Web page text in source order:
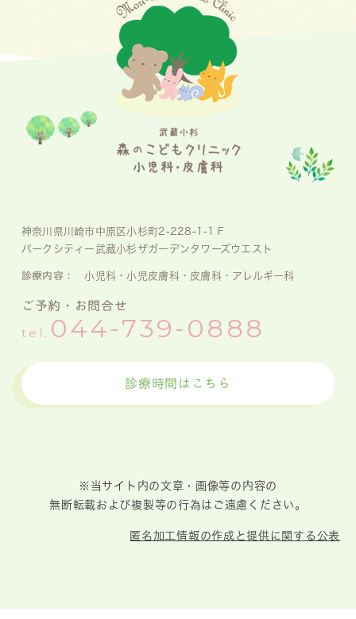
神奈川県川崎市中原区小杉町2-228-1-1Ｆ
パークシティー武蔵小杉ザガーデンタワーズウエスト
診療内容： 小児科・小児皮膚科・皮膚科・アレルギー科
ご予約・お問合せ
tel. 044-739-0888
診療時間はこちら
※当サイト内の文章・画像等の内容の
無断転載および複製等の行為はご遠慮ください。
匿名加工情報の作成と提供に関する公表